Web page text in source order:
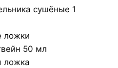
сушёные 1
ложки
50 мл
ложка